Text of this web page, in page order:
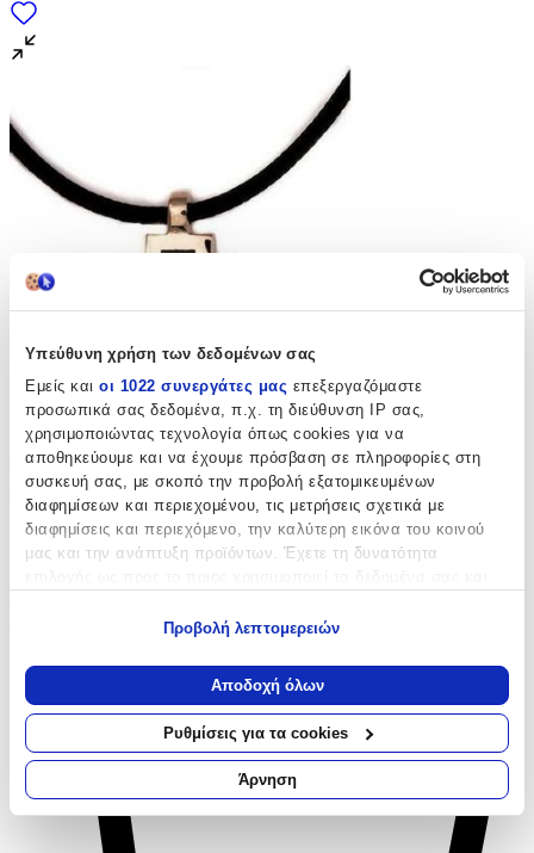
Υπεύθυνη χρήση των δεδομένων σας
Εμείς και οι 1022 συνεργάτες μας επεξεργαζόμαστε
προσωπικά σας δεδομένα, π.χ. τη διεύθυνση IP σας,
χρησιμοποιώντας τεχνολογία όπως cookies για να
αποθηκεύουμε και να έχουμε πρόσβαση σε πληροφορίες στη
συσκευή σας, με σκοπό την προβολή εξατομικευμένων
διαφημίσεων και περιεχομένου, τις μετρήσεις σχετικά με
διαφημίσεις και περιεχόμενο, την καλύτερη εικόνα του κοινού
μας και την ανάπτυξη προϊόντων. Έχετε τη δυνατότητα
Να συλλέξουμε πληροφορίες σχετικά με τη γεωγραφική
σας τοποθεσία, οι οποίες μπορεί να είναι ακριβείς σε
απόσταση μερικών μέτρων
Να αναγνωρίσουμε τη συσκευή σας σαρώνοντας ενεργά
για συγκεκριμένα χαρακτηριστικά (δακτυλικό αποτύπωμα)
Μάθετε περισσότερα σχετικά με τον τρόπο επεξεργασίας των
προσωπικών σας δεδομένων και καθορίστε τις προτιμήσεις σας
ενότητα “Λεπτομέρειες”
. Μπορείτε να αλλάξετε ή να
Προβολή λεπτομερειών
Αποδοχή όλων
Ρυθμίσεις για τα cookies
Άρνηση
Σταυρός Very Gavello VPTA-X-R1 από
Χρυσό 9Κ με Κορδόνι
(0 )
Καράτια: 9Κ, Κατασκευαστής: Very Gavello